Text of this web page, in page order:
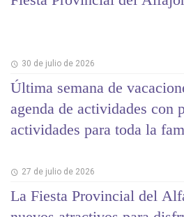
30 de julio de 2026
Última semana de
agenda de actividades con
actividades para toda la
27 de julio de 2026
La Fiesta Provincial del